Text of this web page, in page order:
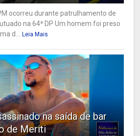
ocorreu durante patrulhamento de
na 64ª DP Um homem foi preso
d... Leia Mais
na saída de bar
de Meriti